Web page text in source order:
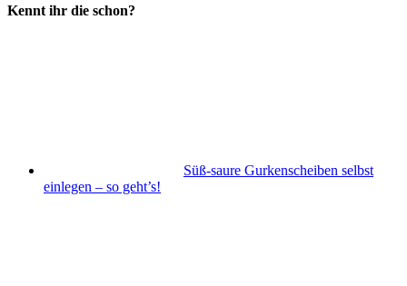
Kennt ihr die schon?
Süß-saure Gurkenscheiben selbst
einlegen – so geht’s!